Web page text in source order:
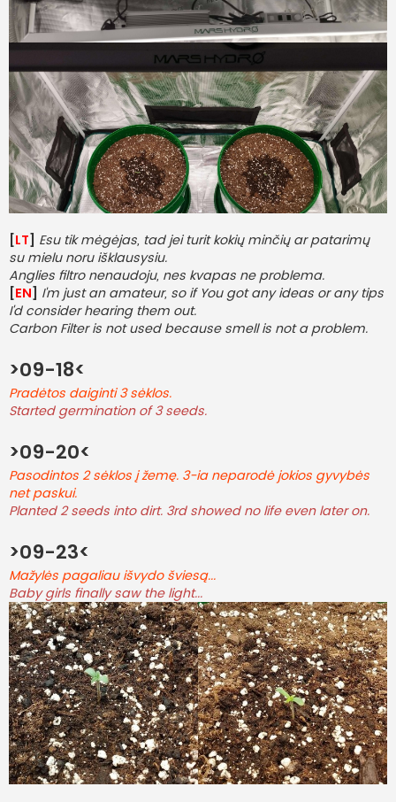
[LT] Esu tik mėgėjas, tad jei turit kokių minčių ar patarimų
su mielu noru išklausysiu.
Anglies filtro nenaudoju, nes kvapas ne problema.
[EN] I'm just an amateur, so if You got any ideas or any tips
I'd consider hearing them out.
Carbon Filter is not used because smell is not a problem.
>09-18<
Pradėtos daiginti 3 sėklos.
Started germination of 3 seeds.
>09-20<
Pasodintos 2 sėklos į žemę. 3-ia neparodė jokios gyvybės
net paskui.
Planted 2 seeds into dirt. 3rd showed no life even later on.
>09-23<
Mažylės pagaliau išvydo šviesą...
Baby girls finally saw the light...